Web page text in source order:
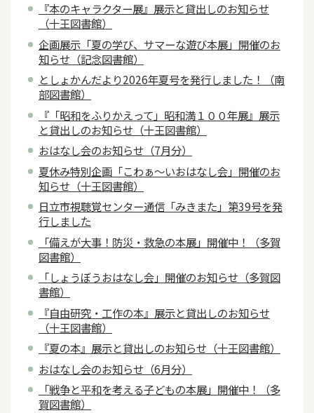
『本のキャラクター展』展示と貸出しのお知らせ
（十王図書館）
企画展示「夏の学び、サマーな遊び本展」開催のお
知らせ（記念図書館）
としょかんだより2026年夏号を発行しました！（南
部図書館）
『「昭和をふりかえって」昭和満１００年展』展示
と貸出しのお知らせ（十王図書館）
おはなし会のお知らせ（7月分）
夏休み特別企画「こわぁ～いおはなし会」開催のお
知らせ（十王図書館）
日立市視聴覚センター通信「みきまた」第39号を発
行しました
「備えが大事！防災・救急の本展」開催中！（多賀
図書館）
「しょうぼうおはなし会」開催のお知らせ（多賀図
書館）
『自由研究・工作の本』展示と貸出しのお知らせ
（十王図書館）
『夏の本』展示と貸出しのお知らせ（十王図書館）
おはなし会のお知らせ（6月分）
「戦争と平和を考える子どもの本展」開催中！（多
賀図書館）